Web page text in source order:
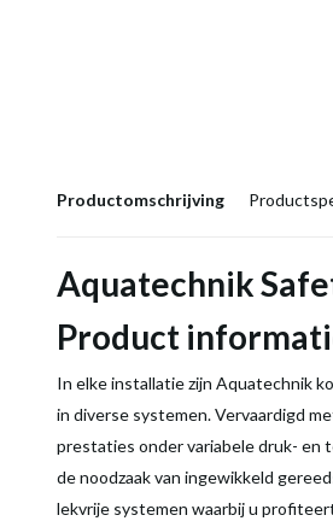
Productomschrijving
Aquatechnik
Product
In elke installatie zijn Aquatechnik
in diverse systemen. Vervaardigd
prestaties onder variabele druk- en
de noodzaak van ingewikkeld
lekvrije systemen waarbij u